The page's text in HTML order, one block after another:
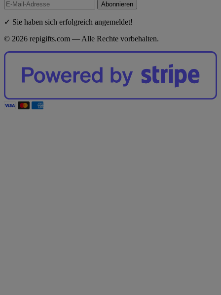
Abonnieren
✓ Sie haben sich erfolgreich angemeldet!
© 2026 repigifts.com — Alle Rechte vorbehalten.